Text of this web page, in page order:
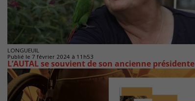
LONGUEUIL
Publié le 7 février 2024 à 11h53
L’AUTAL se souvient de son ancienne présidente